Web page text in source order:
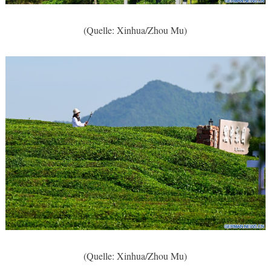
(Quelle: Xinhua/Zhou Mu)
(Quelle: Xinhua/Zhou Mu)